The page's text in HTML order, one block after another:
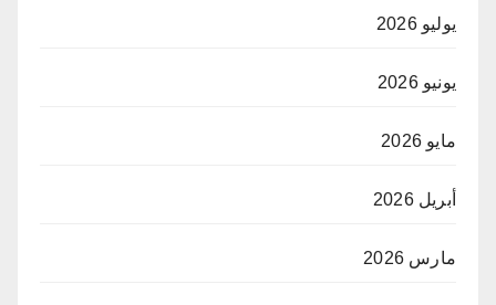
يوليو 2026
يونيو 2026
مايو 2026
أبريل 2026
مارس 2026